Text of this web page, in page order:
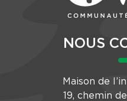
NOUS
Maison de
19, chemin